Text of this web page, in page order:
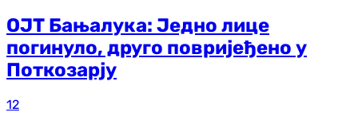
ОЈТ Бањалука: Једно лице
погинуло, друго повријеђено у
Поткозарју
12